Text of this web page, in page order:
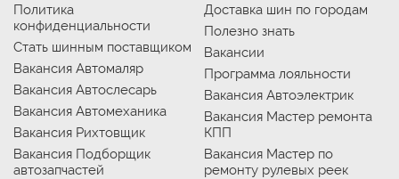
Политика
конфиденциальности
Стать шинным поставщиком
Вакансия Автомаляр
Вакансия Автослесарь
Вакансия Автомеханика
Вакансия Рихтовщик
Вакансия Подборщик
автозапчастей
Доставка шин по городам
Полезно знать
Вакансии
Программа лояльности
Вакансия Автоэлектрик
Вакансия Мастер ремонта
КПП
Вакансия Мастер по
ремонту рулевых реек